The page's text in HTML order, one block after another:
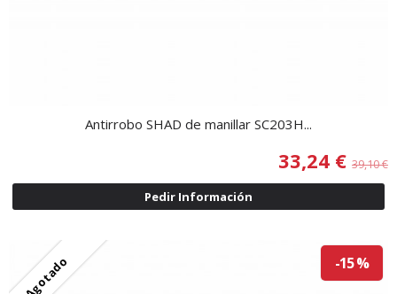
Antirrobo SHAD de manillar SC203H...
33,24 € 39,10 €
Pedir Información
Agotado -15 %